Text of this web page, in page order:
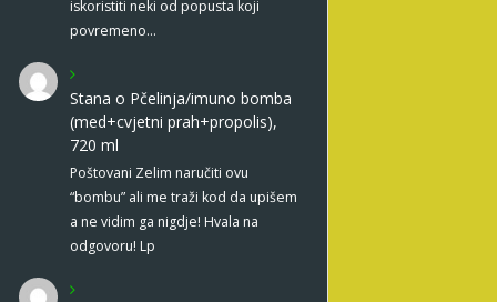
iskoristiti neki od popusta koji
povremeno…
Stana o Pčelinja/imuno bomba
(med+cvjetni prah+propolis),
720 ml
Poštovani Zelim naručiti ovu
“bombu” ali me traži kod da upišem
a ne vidim ga nigdje! Hvala na
odgovoru! Lp